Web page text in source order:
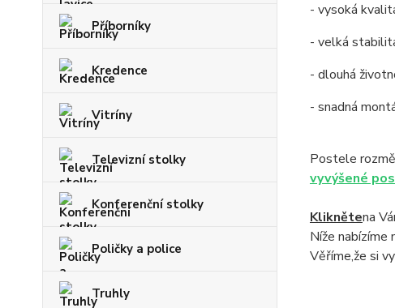
Příborníky
Kredence
Vitríny
Televizní stolky
Konferenční stolky
Poličky a police
Truhly
- vysoká
- velká
- dlouhá
- snadná
Postele
vyvýšené
Kliknětena
Níže
Věříme,že si